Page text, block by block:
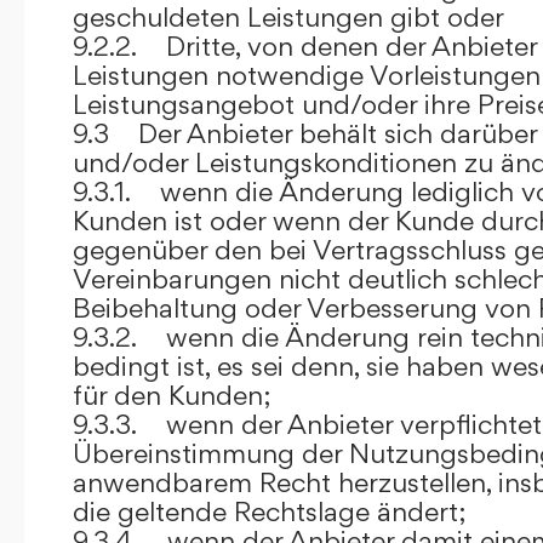
geschuldeten Leistungen gibt oder
9.2.2. Dritte, von denen der Anbieter
Leistungen notwendige
Leistungsangebot und/oder ihre
9.3 Der Anbieter behält sich darüber
und/oder Leistungskonditionen zu
9.3.1. wenn die Änderung lediglich
Kunden ist oder wenn der Kunde
gegenüber den bei Vertragsschluss
Vereinbarungen nicht deutlich
Beibehaltung oder Verbesserung
9.3.2. wenn die Änderung rein
bedingt ist, es sei denn, sie haben
für den Kunden;
9.3.3. wenn der Anbieter verpflichtet
Übereinstimmung der
anwendbarem Recht herzustellen,
die geltende Rechtslage ändert;